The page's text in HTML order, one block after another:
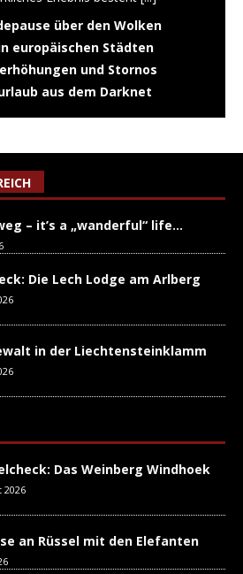
über den Wolken
europäischen Städten
und Stornos
aus dem Darknet
– it’s a „wanderful“ life…
Die Lech Lodge am Arlberg
in der Liechtensteinklamm
Das Weinberg Windhoek
2026
an Rüssel mit den Elefanten